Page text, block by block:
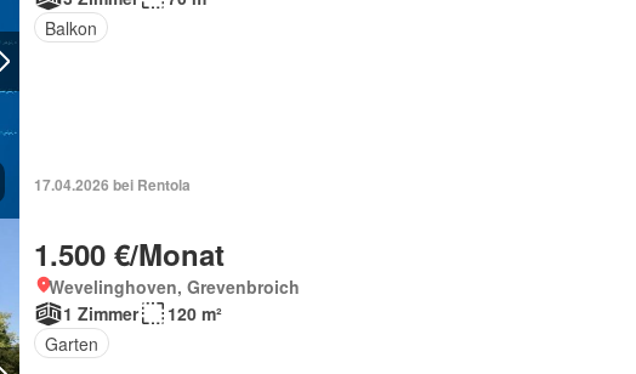
Balkon
17.04.2026 bei Rentola
1.500 €/Monat
Wevelinghoven, Grevenbroich
1 Zimmer
120 m²
Garten